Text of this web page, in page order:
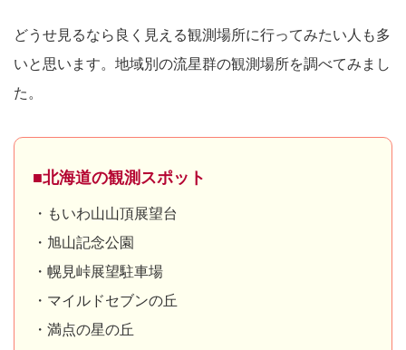
どうせ見るなら良く見える観測場所に行ってみたい人も多
いと思います。地域別の流星群の観測場所を調べてみまし
た。
■北海道の観測スポット
・もいわ山山頂展望台
・旭山記念公園
・幌見峠展望駐車場
・マイルドセブンの丘
・満点の星の丘